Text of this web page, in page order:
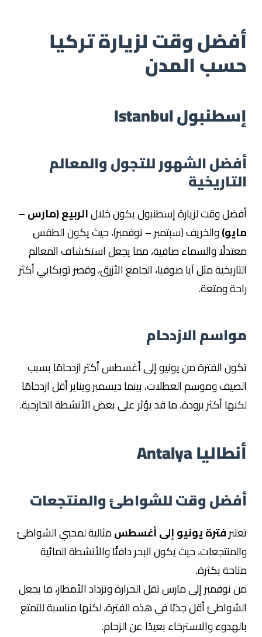
اطلع على الرحلة
أفضل وقت لزيارة تركيا
حسب المدن
إسطنبول Istanbul
أفضل الشهور للتجول والمعالم
التاريخية
أفضل وقت لزيارة إسطنبول يكون خلالالربيع (مارس –
مايو)والخريف (سبتمبر – نوفمبر)، حيث يكون الطقس
معتدلًا والسماء صافية، مما يجعل استكشاف المعالم
التاريخية مثل آيا صوفيا، الجامع الأزرق، وقصر توبكابي أكثر
راحة ومتعة.
مواسم الازدحام
تكون الفترة من يونيو إلى أغسطس أكثر ازدحامًا بسبب
الصيف وموسم العطلات، بينما ديسمبر ويناير أقل ازدحامًا
لكنها أكثر برودة، ما قد يؤثر على بعض الأنشطة الخارجية.
أنطاليا Antalya
أفضل وقت للشواطئ والمنتجعات
تعتبرفترة يونيو إلى أغسطسمثالية لمحبي الشواطئ
والمنتجعات، حيث يكون البحر دافئًا والأنشطة المائية
متاحة بكثرة.
من نوفمبر إلى مارس تقل الحرارة وتزداد الأمطار، ما يجعل
الشواطئ أقل جذبًا في هذه الفترة، لكنها مناسبة للتمتع
بالهدوء والاسترخاء بعيدًا عن الزحام.